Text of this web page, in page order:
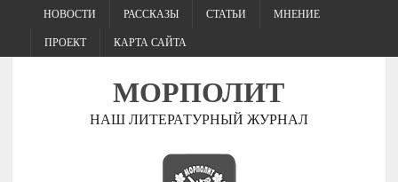
НОВОСТИ РАССКАЗЫ СТАТЬИ МНЕНИЕ
ПРОЕКТ КАРТА САЙТА
МОРПОЛИТ
НАШ ЛИТЕРАТУРНЫЙ ЖУРНАЛ